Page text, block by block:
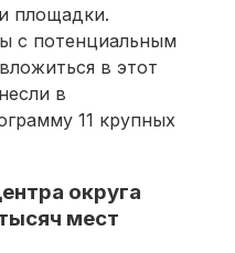
площадки.
с потенциальным
в этот
в
11 крупных
округа
мест